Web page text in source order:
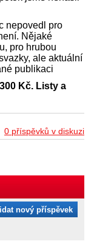
nepovedl pro
Nějaké
pro hrubou
ale aktuální
publikaci
Kč. Listy a
0 příspěvků v diskuzi
nový příspěvek